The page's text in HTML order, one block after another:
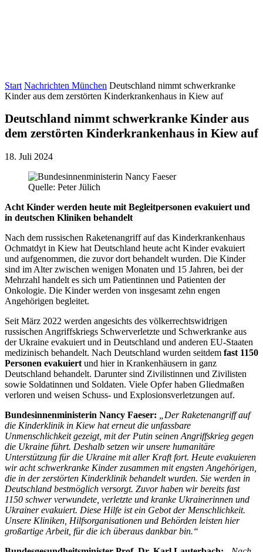
Start Nachrichten München Deutschland nimmt schwerkranke
Kinder aus dem zerstörten Kinderkrankenhaus in Kiew auf
Deutschland nimmt schwerkranke Kinder aus
dem zerstörten Kinderkrankenhaus in Kiew auf
18. Juli 2024
Quelle: Peter Jülich
Acht Kinder werden heute mit Begleitpersonen evakuiert und
in deutschen Kliniken behandelt
Nach dem russischen Raketenangriff auf das Kinderkrankenhaus
Ochmatdyt in Kiew hat Deutschland heute acht Kinder evakuiert
und aufgenommen, die zuvor dort behandelt wurden. Die Kinder
sind im Alter zwischen wenigen Monaten und 15 Jahren, bei der
Mehrzahl handelt es sich um Patientinnen und Patienten der
Onkologie. Die Kinder werden von insgesamt zehn engen
Angehörigen begleitet.
Seit März 2022 werden angesichts des völkerrechtswidrigen
russischen Angriffskriegs Schwerverletzte und Schwerkranke aus
der Ukraine evakuiert und in Deutschland und anderen EU-Staaten
medizinisch behandelt. Nach Deutschland wurden seitdem fast 1150
Personen evakuiert und hier in Krankenhäusern in ganz
Deutschland behandelt. Darunter sind Zivilistinnen und Zivilisten
sowie Soldatinnen und Soldaten. Viele Opfer haben Gliedmaßen
verloren und weisen Schuss- und Explosionsverletzungen auf.
Bundesinnenministerin Nancy Faeser:
„Der Raketenangriff auf
die Kinderklinik in Kiew hat erneut die unfassbare
Unmenschlichkeit gezeigt, mit der Putin seinen Angriffskrieg gegen
die Ukraine führt. Deshalb setzen wir unsere humanitäre
Unterstützung für die Ukraine mit aller Kraft fort. Heute evakuieren
wir acht schwerkranke Kinder zusammen mit engsten Angehörigen,
die in der zerstörten Kinderklinik behandelt wurden. Sie werden in
Deutschland bestmöglich versorgt. Zuvor haben wir bereits fast
1150 schwer verwundete, verletzte und kranke Ukrainerinnen und
Ukrainer evakuiert. Diese Hilfe ist ein Gebot der Menschlichkeit.
Unsere Kliniken, Hilfsorganisationen und Behörden leisten hier
großartige Arbeit, für die ich überaus dankbar bin.“